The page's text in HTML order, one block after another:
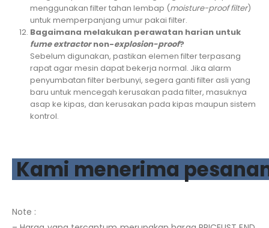
menggunakan filter tahan lembap (moisture-proof filter)
untuk memperpanjang umur pakai filter.
Bagaimana melakukan perawatan harian untuk
fume extractornon-explosion-proof?
Sebelum digunakan, pastikan elemen filter terpasang
rapat agar mesin dapat bekerja normal. Jika alarm
penyumbatan filter berbunyi, segera ganti filter asli yang
baru untuk mencegah kerusakan pada filter, masuknya
asap ke kipas, dan kerusakan pada kipas maupun sistem
kontrol.
Kami menerima
Note :